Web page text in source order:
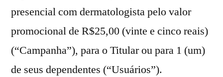
presencial com dermatologista pelo valor
promocional de R$25,00 (vinte e cinco reais)
(“Campanha”), para o Titular ou para 1 (um)
de seus dependentes (“Usuários”).